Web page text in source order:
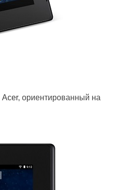
Acer, ориентированный на